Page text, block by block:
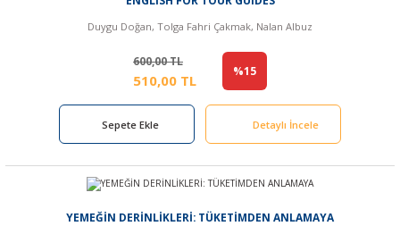
Duygu Doğan, Tolga Fahri Çakmak, Nalan Albuz
600,00 TL
510,00 TL
%15
Sepete Ekle Detaylı İncele
YEMEĞİN DERİNLİKLERİ: TÜKETİMDEN ANLAMAYA